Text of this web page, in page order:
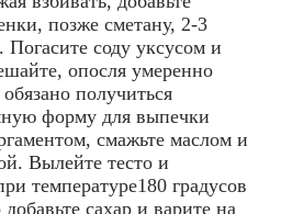
позже сметану, 2-3
соду уксусом и
опосля умеренно
получиться
форму для выпечки
смажьте маслом и
Вылейте тесто и
температуре180 градусов
сахар и варите на